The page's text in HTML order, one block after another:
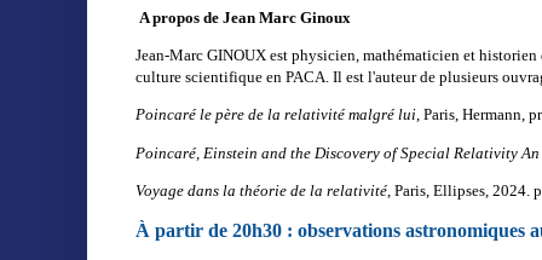
A propos de Jean Marc Ginoux
Jean-Marc GINOUX est physicien, mathématicien et historien
culture scientifique en PACA. Il est l'auteur de plusieurs
Poincaré le père de la relativité malgré lui, Paris, Hermann,
Poincaré, Einstein and the Discovery of Special Relativity
Voyage dans la théorie de la relativité , Paris, Ellipses, 2024.
À partir de 20h30 : observations astronomiques